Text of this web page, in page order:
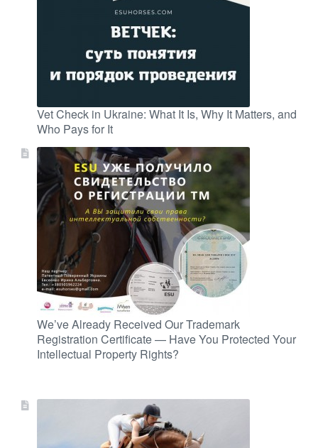
Vet Check in Ukraine: What It Is, Why It Matters, and
Who Pays for It
We’ve Already Received Our Trademark
Registration Certificate — Have You Protected Your
Intellectual Property Rights?